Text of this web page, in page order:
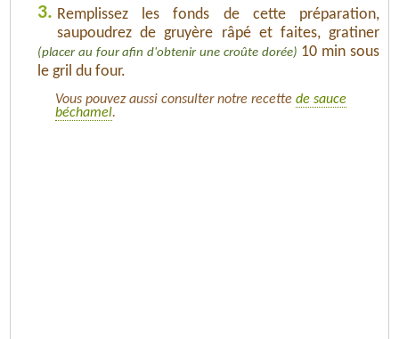
3. Remplissez les fonds de cette préparation,
saupoudrez de gruyère râpé et faites, gratiner
(placer au four afin d'obtenir une croûte dorée) 10 min sous
le gril du four.
Vous pouvez aussi consulter notre recette de sauce
béchamel.